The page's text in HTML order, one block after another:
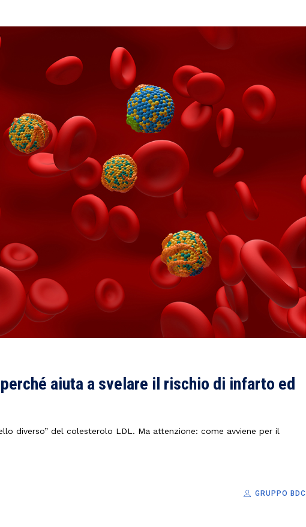
aiuta a svelare il rischio di infarto ed
diverso” del colesterolo LDL. Ma attenzione: come avviene per il
GRUPPO BDC